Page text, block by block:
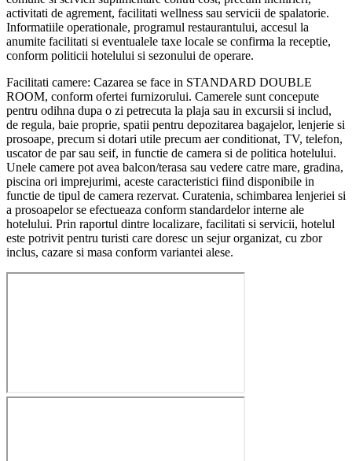
activitati de agrement, facilitati wellness sau servicii de spalatorie.
Informatiile operationale, programul restaurantului, accesul la
anumite facilitati si eventualele taxe locale se confirma la receptie,
conform politicii hotelului si sezonului de operare.
Facilitati camere: Cazarea se face in STANDARD DOUBLE
ROOM, conform ofertei furnizorului. Camerele sunt concepute
pentru odihna dupa o zi petrecuta la plaja sau in excursii si includ,
de regula, baie proprie, spatii pentru depozitarea bagajelor, lenjerie si
prosoape, precum si dotari utile precum aer conditionat, TV, telefon,
uscator de par sau seif, in functie de camera si de politica hotelului.
Unele camere pot avea balcon/terasa sau vedere catre mare, gradina,
piscina ori imprejurimi, aceste caracteristici fiind disponibile in
functie de tipul de camera rezervat. Curatenia, schimbarea lenjeriei si
a prosoapelor se efectueaza conform standardelor interne ale
hotelului. Prin raportul dintre localizare, facilitati si servicii, hotelul
este potrivit pentru turisti care doresc un sejur organizat, cu zbor
inclus, cazare si masa conform variantei alese.